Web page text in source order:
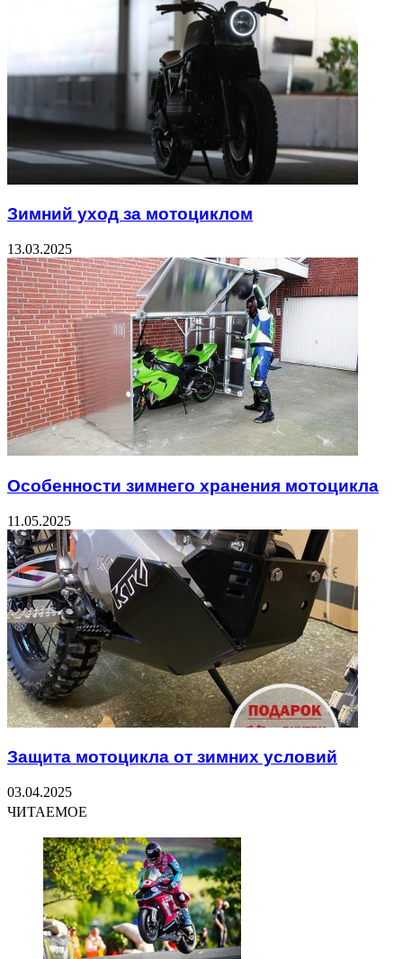
Зимний уход за мотоциклом
13.03.2025
Особенности зимнего хранения мотоцикла
11.05.2025
Защита мотоцикла от зимних условий
03.04.2025
ЧИТАЕМОЕ